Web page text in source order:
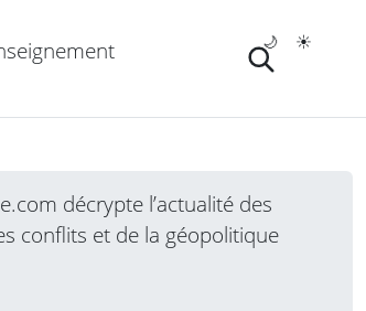
☀️
🌙
décrypte l’actualité des
conflits et de la géopolitique